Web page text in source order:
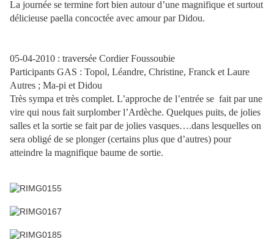
La journée se termine fort bien autour d’une magnifique et surtout
délicieuse paella concoctée avec amour par Didou.
05-04-2010 : traversée Cordier Foussoubie
Participants GAS : Topol, Léandre, Christine, Franck et Laure
Autres ; Ma-pi et Didou
Très sympa et très complet. L’approche de l’entrée se fait par une
vire qui nous fait surplomber l’Ardèche. Quelques puits, de jolies
salles et la sortie se fait par de jolies vasques….dans lesquelles on
sera obligé de se plonger (certains plus que d’autres) pour
atteindre la magnifique baume de sortie.